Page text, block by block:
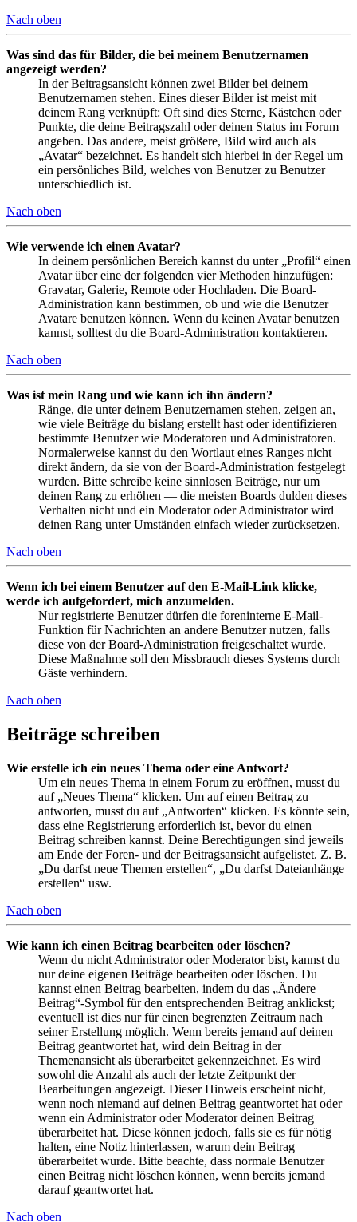
Nach oben
Was sind das für Bilder, die bei meinem Benutzernamen
angezeigt werden?
In der Beitragsansicht können zwei Bilder bei deinem
Benutzernamen stehen. Eines dieser Bilder ist meist mit
deinem Rang verknüpft: Oft sind dies Sterne, Kästchen oder
Punkte, die deine Beitragszahl oder deinen Status im Forum
angeben. Das andere, meist größere, Bild wird auch als
„Avatar“ bezeichnet. Es handelt sich hierbei in der Regel um
ein persönliches Bild, welches von Benutzer zu Benutzer
unterschiedlich ist.
Nach oben
Wie verwende ich einen Avatar?
In deinem persönlichen Bereich kannst du unter „Profil“ einen
Avatar über eine der folgenden vier Methoden hinzufügen:
Gravatar, Galerie, Remote oder Hochladen. Die Board-
Administration kann bestimmen, ob und wie die Benutzer
Avatare benutzen können. Wenn du keinen Avatar benutzen
kannst, solltest du die Board-Administration kontaktieren.
Nach oben
Was ist mein Rang und wie kann ich ihn ändern?
Ränge, die unter deinem Benutzernamen stehen, zeigen an,
wie viele Beiträge du bislang erstellt hast oder identifizieren
bestimmte Benutzer wie Moderatoren und Administratoren.
Normalerweise kannst du den Wortlaut eines Ranges nicht
direkt ändern, da sie von der Board-Administration festgelegt
wurden. Bitte schreibe keine sinnlosen Beiträge, nur um
deinen Rang zu erhöhen — die meisten Boards dulden dieses
Verhalten nicht und ein Moderator oder Administrator wird
deinen Rang unter Umständen einfach wieder zurücksetzen.
Nach oben
Wenn ich bei einem Benutzer auf den E-Mail-Link klicke,
werde ich aufgefordert, mich anzumelden.
Nur registrierte Benutzer dürfen die foreninterne E-Mail-
Funktion für Nachrichten an andere Benutzer nutzen, falls
diese von der Board-Administration freigeschaltet wurde.
Diese Maßnahme soll den Missbrauch dieses Systems durch
Gäste verhindern.
Nach oben
Beiträge schreiben
Wie erstelle ich ein neues Thema oder eine Antwort?
Um ein neues Thema in einem Forum zu eröffnen, musst du
auf „Neues Thema“ klicken. Um auf einen Beitrag zu
antworten, musst du auf „Antworten“ klicken. Es könnte sein,
dass eine Registrierung erforderlich ist, bevor du einen
Beitrag schreiben kannst. Deine Berechtigungen sind jeweils
am Ende der Foren- und der Beitragsansicht aufgelistet. Z. B.
„Du darfst neue Themen erstellen“, „Du darfst Dateianhänge
erstellen“ usw.
Nach oben
Wie kann ich einen Beitrag bearbeiten oder löschen?
Wenn du nicht Administrator oder Moderator bist, kannst du
nur deine eigenen Beiträge bearbeiten oder löschen. Du
kannst einen Beitrag bearbeiten, indem du das „Ändere
Beitrag“-Symbol für den entsprechenden Beitrag anklickst;
eventuell ist dies nur für einen begrenzten Zeitraum nach
seiner Erstellung möglich. Wenn bereits jemand auf deinen
Beitrag geantwortet hat, wird dein Beitrag in der
Themenansicht als überarbeitet gekennzeichnet. Es wird
sowohl die Anzahl als auch der letzte Zeitpunkt der
Bearbeitungen angezeigt. Dieser Hinweis erscheint nicht,
wenn noch niemand auf deinen Beitrag geantwortet hat oder
wenn ein Administrator oder Moderator deinen Beitrag
überarbeitet hat. Diese können jedoch, falls sie es für nötig
halten, eine Notiz hinterlassen, warum dein Beitrag
überarbeitet wurde. Bitte beachte, dass normale Benutzer
einen Beitrag nicht löschen können, wenn bereits jemand
darauf geantwortet hat.
Nach oben